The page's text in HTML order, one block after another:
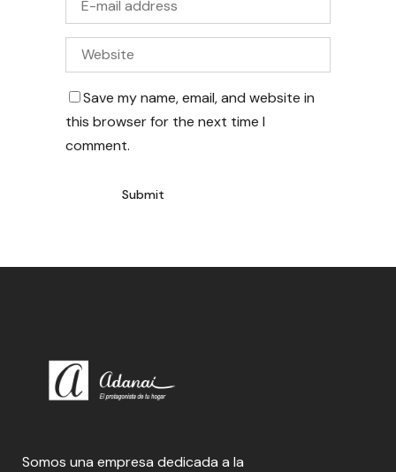
Save my name, email, and website in
this browser for the next time I
comment.
Somos una empresa dedicada a la